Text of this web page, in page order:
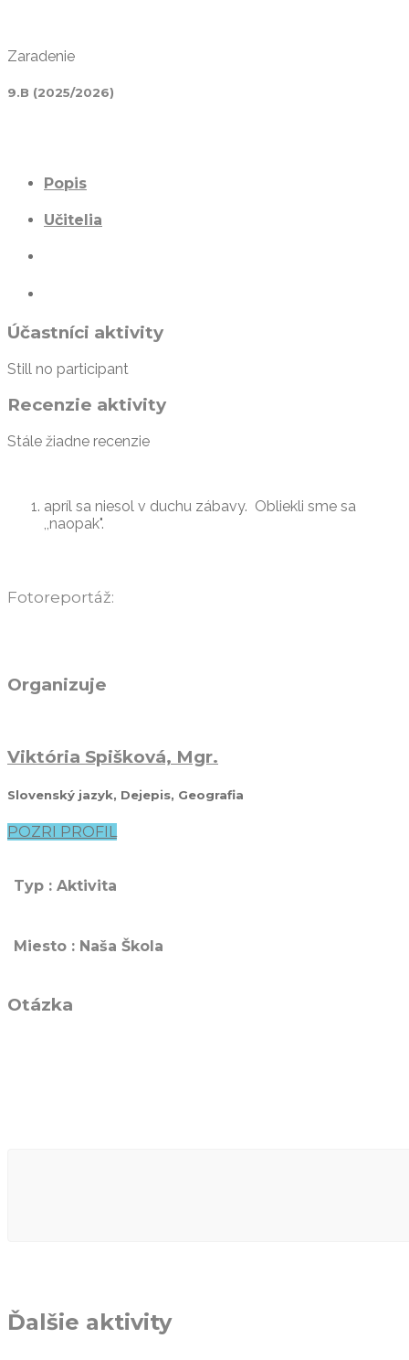
Zaradenie
9.B (2025/2026)
Popis
Učitelia
Účastníci aktivity
Still no participant
Recenzie aktivity
Stále žiadne recenzie
apríl sa niesol v duchu zábavy. Obliekli sme sa
,,naopak".
Fotoreportáž:
Organizuje
Viktória Spišková, Mgr.
Slovenský jazyk, Dejepis, Geografia
POZRI PROFIL
Typ : Aktivita
Miesto : Naša Škola
Otázka
Ďalšie aktivity